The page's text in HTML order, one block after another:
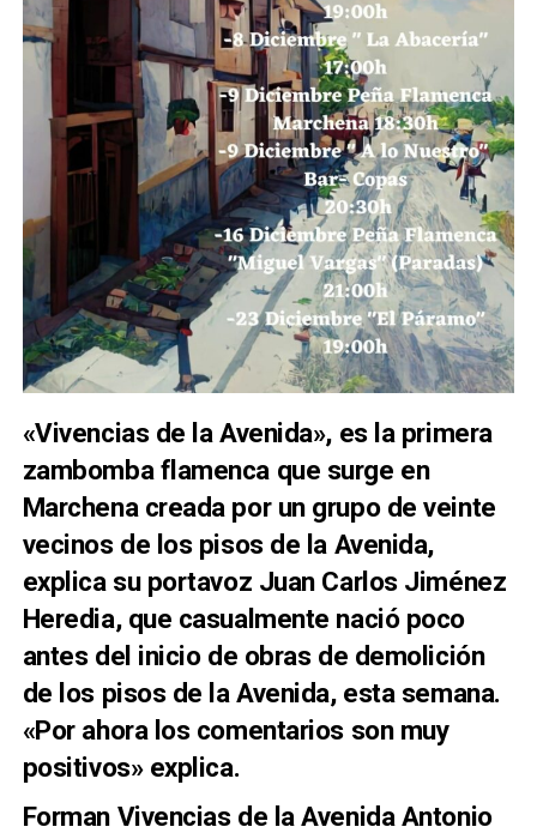
«Vivencias de la Avenida», es la primera
zambomba flamenca que surge en
Marchena creada por un grupo de veinte
vecinos de los pisos de la Avenida,
explica su portavoz Juan Carlos Jiménez
Heredia, que casualmente nació poco
antes del inicio de obras de demolición
de los pisos de la Avenida, esta semana.
«Por ahora los comentarios son muy
positivos» explica.
Forman Vivencias de la Avenida Antonio